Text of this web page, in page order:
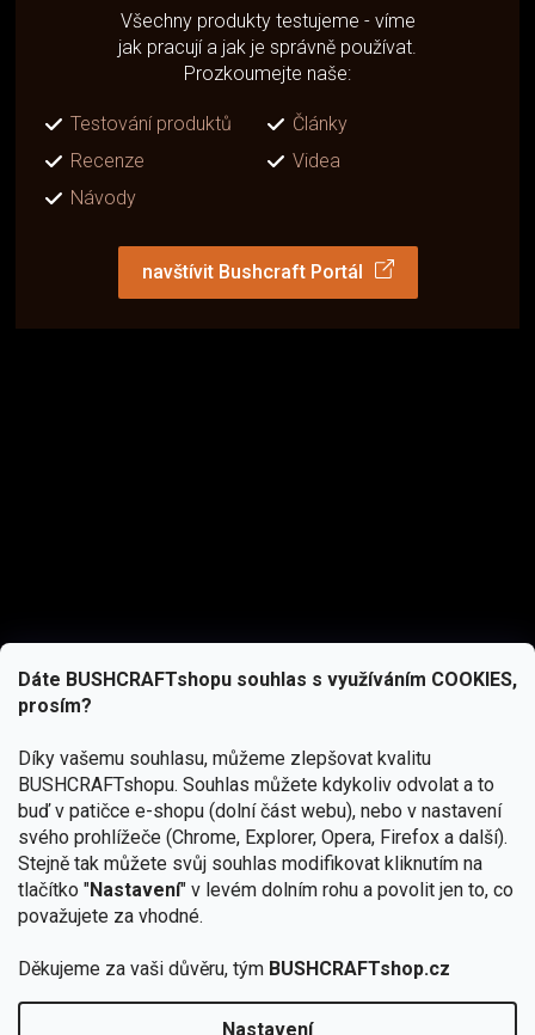
Dáte BUSHCRAFTshopu souhlas s využíváním COOKIES,
prosím?
Díky vašemu souhlasu, můžeme zlepšovat kvalitu
BUSHCRAFTshopu. Souhlas můžete kdykoliv odvolat a to
buď v patičce e-shopu (dolní část webu), nebo v nastavení
svého prohlížeče (Chrome, Explorer, Opera, Firefox a další).
Stejně tak můžete svůj souhlas modifikovat kliknutím na
tlačítko "Nastavení" v levém dolním rohu a povolit jen to, co
považujete za vhodné.
Děkujeme za vaši důvěru, tým BUSHCRAFTshop.cz
Nastavení
Všechny produkty testujeme - víme
jak pracují a jak je správně používat.
Prozkoumejte naše:
Testování produktů
Články
Recenze
Videa
Návody
navštívit Bushcraft Portál
podmínkami ochrany osobních údajů